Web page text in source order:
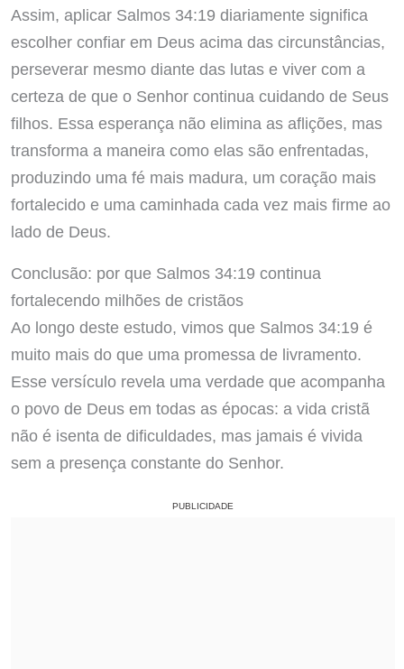
Assim, aplicar Salmos 34:19 diariamente significa
escolher confiar em Deus acima das circunstâncias,
perseverar mesmo diante das lutas e viver com a
certeza de que o Senhor continua cuidando de Seus
filhos. Essa esperança não elimina as aflições, mas
transforma a maneira como elas são enfrentadas,
produzindo uma fé mais madura, um coração mais
fortalecido e uma caminhada cada vez mais firme ao
lado de Deus.
Conclusão: por que Salmos 34:19 continua
fortalecendo milhões de cristãos
Ao longo deste estudo, vimos que Salmos 34:19 é
muito mais do que uma promessa de livramento.
Esse versículo revela uma verdade que acompanha
o povo de Deus em todas as épocas: a vida cristã
não é isenta de dificuldades, mas jamais é vivida
sem a presença constante do Senhor.
PUBLICIDADE